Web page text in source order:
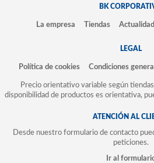
BK
La empresa Tiendas Actualidad
LEGAL
Política de cookies Condiciones
Precio orientativo variable según
disponibilidad de productos es orientativa,
ATENCIÓN AL
Desde nuestro formulario de contacto
peticiones.
Ir al